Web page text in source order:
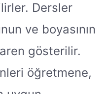
Dersler
ve boyasının
gösterilir.
öğretmene,